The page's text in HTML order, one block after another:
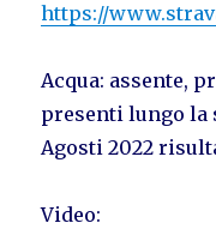
https://
Acqua: assente,
presenti lungo la
Agosti 2022
Video: